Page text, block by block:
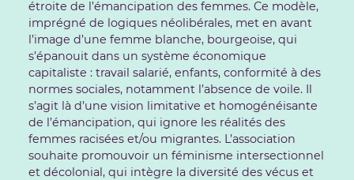
étroite de l’émancipation des femmes. Ce modèle,
imprégné de logiques néolibérales, met en avant
l’image d’une femme blanche, bourgeoise, qui
s’épanouit dans un système économique
capitaliste : travail salarié, enfants, conformité à des
normes sociales, notamment l’absence de voile. Il
s’agit là d’une vision limitative et homogénéisante
de l’émancipation, qui ignore les réalités des
femmes racisées et/ou migrantes. L’association
souhaite promouvoir un féminisme intersectionnel
et décolonial, qui intègre la diversité des vécus et